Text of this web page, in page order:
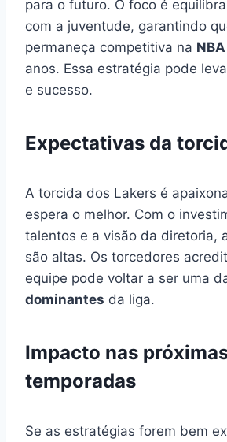
para o futuro. O foco é
com a juventude, garantindo
permaneça competitiva na NBA
anos. Essa estratégia pode
e sucesso.
Expectativas da
A torcida dos Lakers é
espera o melhor. Com o
talentos e a visão da diretoria,
são altas. Os torcedores
equipe pode voltar a ser uma
dominantes da liga.
Impacto nas
temporadas
Se as estratégias forem bem